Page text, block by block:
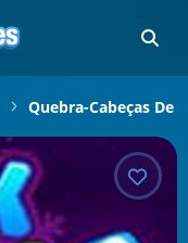
Quebra-Cabeças De